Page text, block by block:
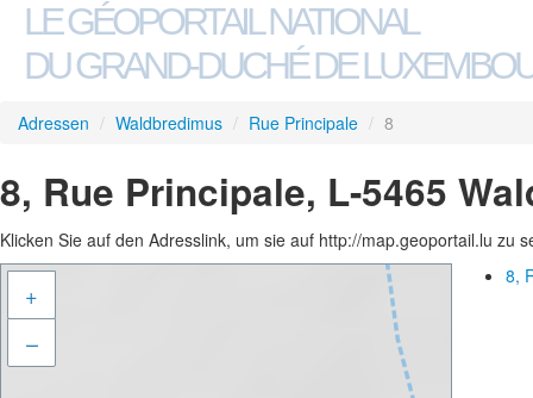
LE GÉOPORTAIL NATIONAL
DU GRAND-DUCHÉ DE
Adressen / Waldbredimus / Rue Principale / 8
8, Rue Principale, L-5465
Klicken Sie auf den Adresslink, um sie auf http://map.geoportail.lu zu
+
–
8,